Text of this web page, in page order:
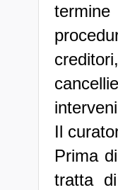
Il
Prima
tratta